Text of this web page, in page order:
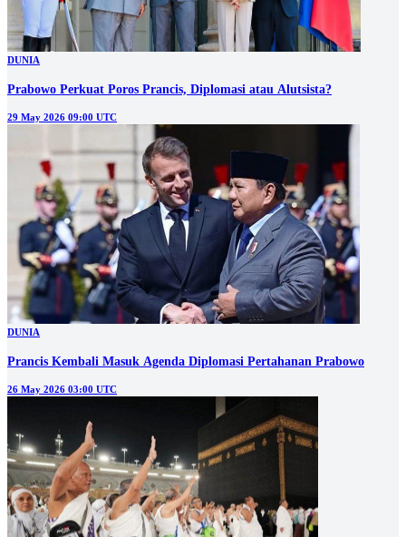
DUNIA
Prabowo Perkuat Poros Prancis, Diplomasi atau Alutsista?
29 May 2026 09:00 UTC
DUNIA
Prancis Kembali Masuk Agenda Diplomasi Pertahanan Prabowo
26 May 2026 03:00 UTC